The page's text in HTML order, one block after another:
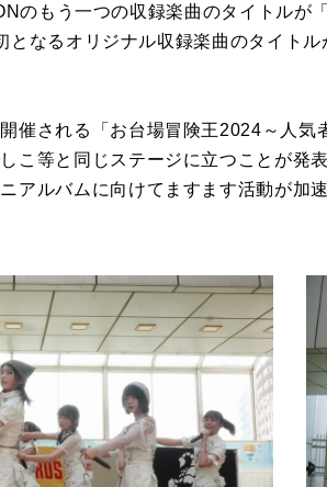
のもう一つの収録楽曲のタイトルが
となるオリジナル収録楽曲のタイト
催される「お台場冒険王2024～人
こ等と同じステージに立つことが発
アルバムに向けてますます活動が加